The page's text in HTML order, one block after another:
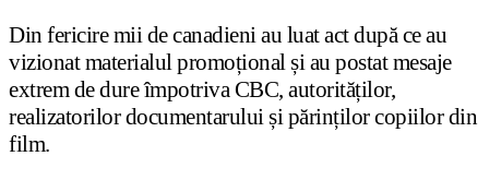
Din fericire mii de canadieni au luat act după ce au
vizionat materialul promoțional și au postat mesaje
extrem de dure împotriva CBC, autorităților,
realizatorilor documentarului și părinților copiilor din
film.